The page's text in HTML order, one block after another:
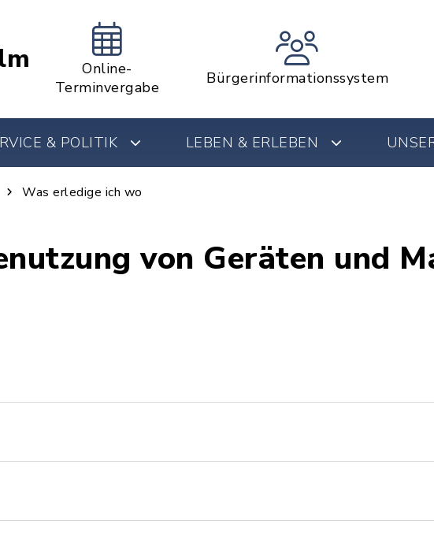
Online-
Terminvergabe
Bürgerinformationssystem
& POLITIK LEBEN & ERLEBEN
Was erledige ich wo
von Geräten und